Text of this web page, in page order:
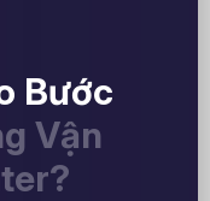
Bước
g Vận
ter?